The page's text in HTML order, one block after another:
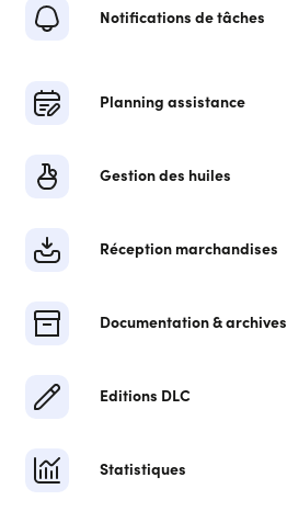
Notifications de tâches
Planning assistance
Gestion des huiles
Réception marchandises
Documentation & archives
Editions DLC
Statistiques